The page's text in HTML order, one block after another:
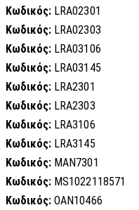
Κωδικός: LRA02301
Κωδικός: LRA02303
Κωδικός: LRA03106
Κωδικός: LRA03145
Κωδικός: LRA2301
Κωδικός: LRA2303
Κωδικός: LRA3106
Κωδικός: LRA3145
Κωδικός: MAN7301
Κωδικός: MS1022118571
Κωδικός: OAN10466